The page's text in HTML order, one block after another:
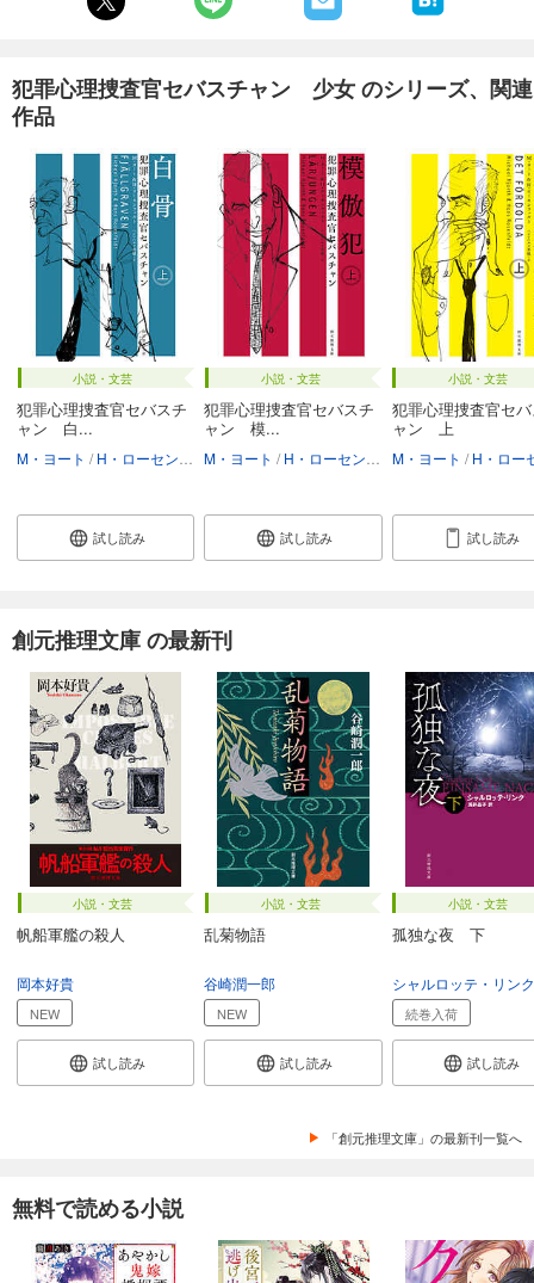
犯罪心理捜査官セバスチャン 少女 のシリーズ、関連
作品
小説・文芸
犯罪心理捜査官セバスチ
ャン 白...
M・ヨート H・ローセンフェルト ヘレンハルメ美穂
試し読み
小説・文芸
犯罪心理捜査官セバスチ
ャン 模...
M・ヨート H・ローセンフェルト ヘレンハルメ
試し読み
小説・文芸
犯罪心理捜査官セ
ャン 上
M・ヨート H・ローセンフ
試し読み
創元推理文庫 の最新刊
小説・文芸
帆船軍艦の殺人
岡本好貴
NEW
試し読み
小説・文芸
乱菊物語
谷崎潤一郎
NEW
試し読み
小説・文芸
孤独な夜 下
シャルロッテ・リンク
続巻入荷
試し読み
「創元推理文庫」の最新刊一覧へ
無料で読める小説